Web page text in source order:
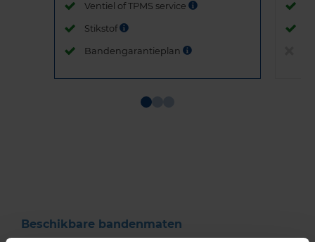
Ventiel of TPMS service
Stikstof
Bandengarantieplan
Beschikbare bandenmaten